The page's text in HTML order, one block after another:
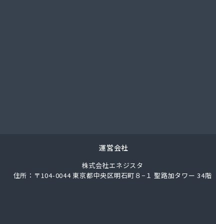
ワカサ 本社・燃料部/
永燃 御津営業所/
運営会社
株式会社エネジスタ
住所：〒104-0044 東京都中央区明石町８−１ 聖路加タワー 34階